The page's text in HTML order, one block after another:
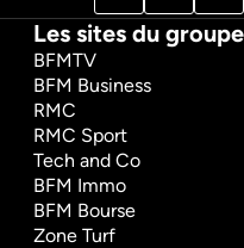
Les sites du groupe
BFMTV
BFM Business
RMC
RMC Sport
Tech and Co
BFM Immo
BFM Bourse
Zone Turf